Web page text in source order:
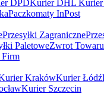
DPDKurier DHL Kurier
Paczkomaty InPost
Przesyłki Zagraniczne
PaletoweZwrot Towaru
KrakówKurier Łódź
Kurier Szczecin